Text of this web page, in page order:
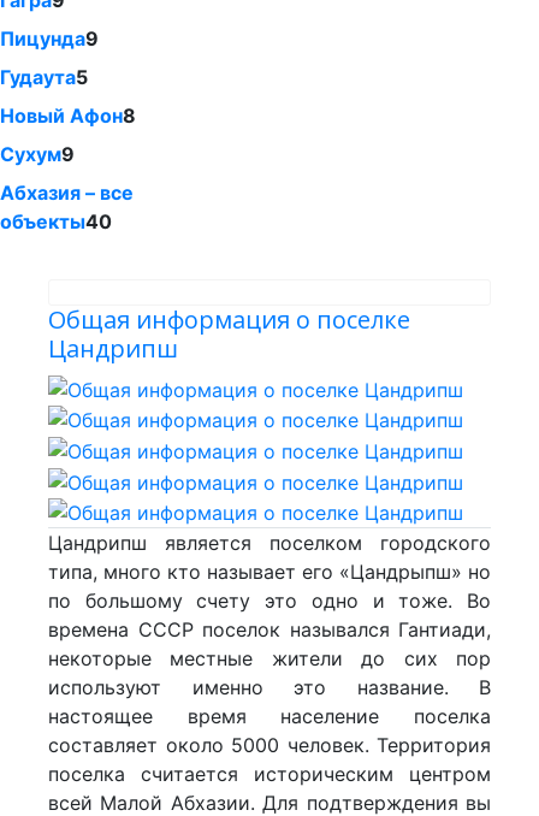
Пицунда9
Гудаута5
Новый Афон8
Сухум9
Абхазия – все
объекты40
Общая информация о поселке
Цандрипш
Цандрипш является поселком городского
типа, много кто называет его «Цандрыпш» но
по большому счету это одно и тоже. Во
времена СССР поселок назывался Гантиади,
некоторые местные жители до сих пор
используют именно это название. В
настоящее время население поселка
составляет около 5000 человек. Территория
поселка считается историческим центром
всей Малой Абхазии. Для подтверждения вы